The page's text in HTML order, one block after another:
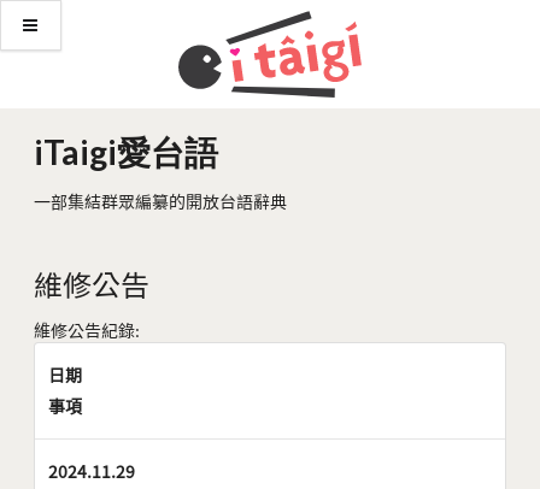
iTaigi愛台語
一部集結群眾編纂的開放台語辭典
維修公告
維修公告紀錄:
日期
事項
2024.11.29